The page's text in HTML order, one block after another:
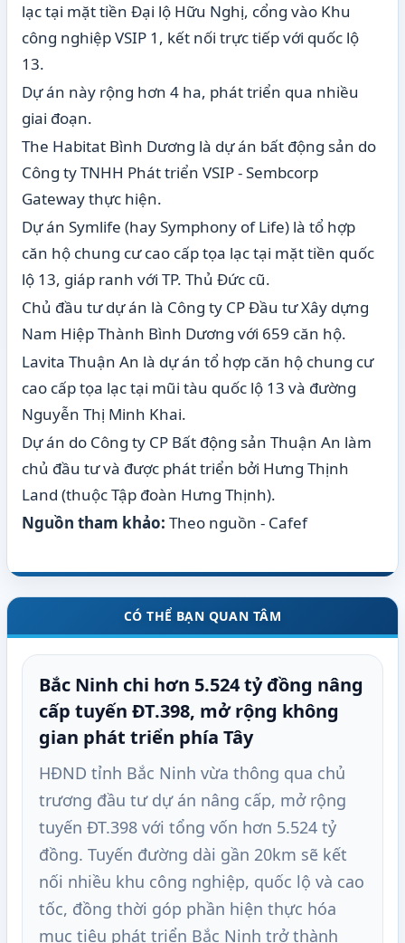
lạc tại mặt tiền Đại lộ Hữu Nghị, cổng vào Khu
công nghiệp VSIP 1, kết nối trực tiếp với quốc lộ
13.
Dự án này rộng hơn 4 ha, phát triển qua nhiều
giai đoạn.
The Habitat Bình Dương là dự án bất động sản do
Công ty TNHH Phát triển VSIP - Sembcorp
Gateway thực hiện.
Dự án Symlife (hay Symphony of Life) là tổ hợp
căn hộ chung cư cao cấp tọa lạc tại mặt tiền quốc
lộ 13, giáp ranh với TP. Thủ Đức cũ.
Chủ đầu tư dự án là Công ty CP Đầu tư Xây dựng
Nam Hiệp Thành Bình Dương với 659 căn hộ.
Lavita Thuận An là dự án tổ hợp căn hộ chung cư
cao cấp tọa lạc tại mũi tàu quốc lộ 13 và đường
Nguyễn Thị Minh Khai.
Dự án do Công ty CP Bất động sản Thuận An làm
chủ đầu tư và được phát triển bởi Hưng Thịnh
Land (thuộc Tập đoàn Hưng Thịnh).
Nguồn tham khảo: Theo nguồn - Cafef
CÓ THỂ BẠN QUAN TÂM
Bắc Ninh chi hơn 5.524 tỷ đồng nâng
cấp tuyến ĐT.398, mở rộng không
gian phát triển phía Tây
HĐND tỉnh Bắc Ninh vừa thông qua chủ
trương đầu tư dự án nâng cấp, mở rộng
tuyến ĐT.398 với tổng vốn hơn 5.524 tỷ
đồng. Tuyến đường dài gần 20km sẽ kết
nối nhiều khu công nghiệp, quốc lộ và cao
tốc, đồng thời góp phần hiện thực hóa
mục tiêu phát triển Bắc Ninh trở thành